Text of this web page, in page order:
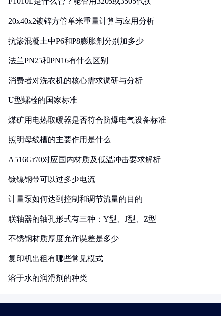
20x40x2镀锌方管单米重量计算与应用分析
抗渗混凝土中P6和P8膨胀剂分别加多少
法兰PN25和PN16有什么区别
消费者对洗衣机的核心需求调研与分析
U型螺栓的国家标准
煤矿用电热取暖器是否符合防爆电气设备标准
照明母线槽的主要作用是什么
A516Gr70对应国内材质及低温冲击要求解析
镀镍钢带可以过多少电流
计量泵如何达到控制和调节流量的目的
联轴器的轴孔形式有三种：Y型、J型、Z型
不锈钢材质厚度允许误差是多少
复印机出租有哪些常见模式
溶于水的润滑剂的种类